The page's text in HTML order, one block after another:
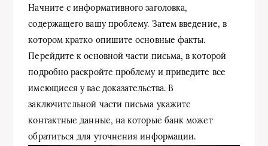
Начните с информативного заголовка,
содержащего вашу проблему. Затем введение, в
котором кратко опишите основные факты.
Перейдите к основной части письма, в которой
подробно раскройте проблему и приведите все
имеющиеся у вас доказательства. В
заключительной части письма укажите
контактные данные, на которые банк может
обратиться для уточнения информации.